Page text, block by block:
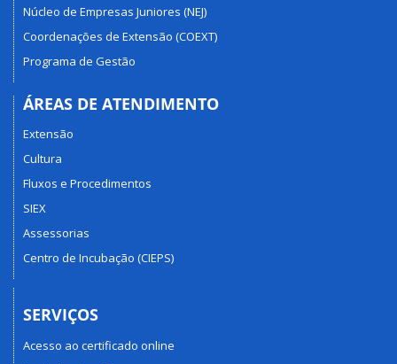
Núcleo de Empresas Juniores (NEJ)
Coordenações de Extensão (COEXT)
Programa de Gestão
ÁREAS DE ATENDIMENTO
Extensão
Cultura
Fluxos e Procedimentos
SIEX
Assessorias
Centro de Incubação (CIEPS)
SERVIÇOS
Acesso ao certificado online